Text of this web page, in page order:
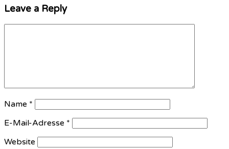
Leave a Reply
Name *
E-Mail-Adresse *
Website